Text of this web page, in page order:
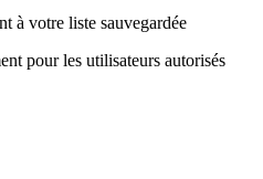
à votre liste sauvegardée
pour les utilisateurs autorisés